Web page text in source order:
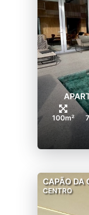
100m²
CAPÃO DA
CENTRO